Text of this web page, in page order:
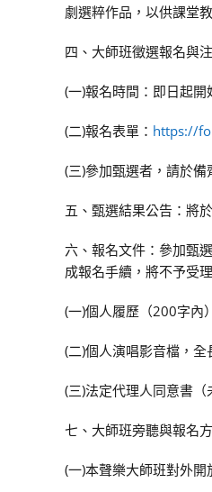
劇選粹作品，以供課堂
四、大師班徵選報名與
(一)報名時間：即日起
(二)報名表單： https://
(三)參加甄選者，請於
五、甄選結果公告：將
六、報名文件：參加甄
成報名手續，將不予受理
(一)個人履歷（200字內
(二)個人演唱影音檔，
(三)法定代理人同意書（
七、大師班旁聽與報名
(一)本聲樂大師班對外